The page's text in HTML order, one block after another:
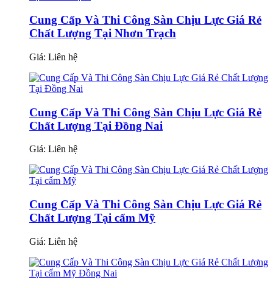
Cung Cấp Và Thi Công Sàn Chịu Lực Giá Rẻ
Chất Lượng Tại Nhơn Trạch
Giá: Liên hệ
Cung Cấp Và Thi Công Sàn Chịu Lực Giá Rẻ
Chất Lượng Tại Đồng Nai
Giá: Liên hệ
Cung Cấp Và Thi Công Sàn Chịu Lực Giá Rẻ
Chất Lượng Tại cẩm Mỹ
Giá: Liên hệ